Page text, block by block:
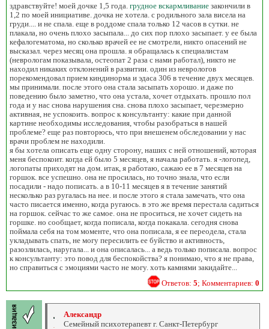
здравствуйте! моей дочке 1,5 года. грудное вскармливание закончили в
1,2 по моей инициативе. дочка не хотела. с родильного зала висела на
груди.... и не спала. еще в роддоме спала только 12 часов в сутки. не
плакала, но очень плохо засыпала... до сих пор плохо засыпает. у ее была
кефалогематома, но сколько врачей ее не смотрели, никто опасений не
высказал. через месяц она прошла. я обращалась к специалистам
(неврологам показывала, остеопат 2 раза с нами работал), никто не
находил никаких отклонений в развитии. один из неврологов
порекомендовал прием киндинорма и эдаса 306 в течение двух месяцев.
мы принимали. после этого она стала засыпать хорошо. и даже по
поведению было заметно, что она устала, хочет отдыхать. прошло пол
года и у нас снова нарушения сна. снова плохо засыпает, черезмерно
активная, не успокоить. вопрос к консультанту: какие при данной
картине необходимы исследования, чтобы разобраться в нашей
проблеме? еще раз повторюсь, что при внешенем обследовании у нас
врачи проблем не находили.
я бы хотела описать еще одну сторону, наших с ней отношений, которая
меня беспокоит. когда ей было 5 месяцев, я начала работать. я -логопед,
логопаты приходят на дом. итак, я работаю, сажаю ее в 7 месяцев на
горшок. все успешно. она не просилась, но точно знала, что если
посадили - надо пописать. а в 10-11 месяцев я в течение занятий
несколько раз ругалась на нее. и после этого я стала замечать, что она
часто писается именно, когда ругаюсь. в это же время перестала садиться
на горшок. сейчас то же самое. она не проситься, не хочет сидеть на
горшке. но сообщает, когда пописала, когда покакала. сегодня снова
поймала себя на том моменте, что она пописала, я ее переодела, стала
укладывать спать, не могу пересилить ее буйство и активность,
разозлилась, наругала... и она описалась... а ведь только пописала. вопрос
к консультанту: это повод для беспокойства? я понимаю, что я не права,
но справиться с эмоциями часто не могу. хоть камнями закидайте...
Ответов: 5; Комментариев: 0
Александр
Семейный психотерапевт г. Санкт-Петербург